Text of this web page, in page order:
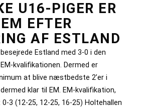
U16-PIGER ER
EFTER
AF ESTLAND
Estland med 3-0 i den
kvalifikationen. Dermed er
at blive næstbedste 2’er i
klar til EM. EM-kvalifikation,
0-3 (12-25, 12-25, 16-25) Holtehallen